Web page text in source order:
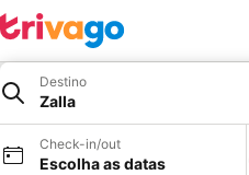
Destino
Zalla
Check-in/out
Escolha as datas